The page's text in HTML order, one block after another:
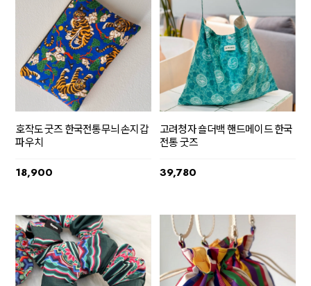
호작도 굿즈 한국전통무늬 손지갑
파우치
18,900
고려청자 숄더백 핸드메이드 한국
전통 굿즈
39,780